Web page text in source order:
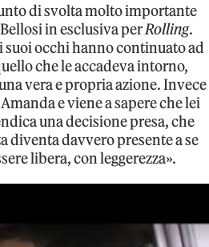
di svolta molto importante
in esclusiva perRolling.
suoi occhi hanno continuato ad
che le accadeva intorno,
vera e propria azione. Invece
e viene a sapere che lei
una decisione presa, che
diventa davvero presente a se
libera, con leggerezza».